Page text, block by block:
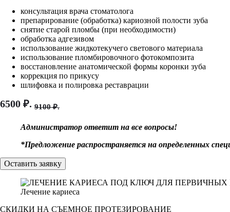
консультация врача стоматолога
препарирование (обработка) кариозной полости зуба
снятие старой пломбы (при необходимости)
обработка адгезивом
использование жидкотекучего светового материала
использование пломбировочного фотокомпозита
восстановление анатомической формы коронки зуба
коррекция по прикусу
шлифовка и полировка реставрации
6500 ₽. 9100 ₽.
Администратор ответит на все вопросы!
*Предложение распространяется на определенных
Оставить заявку
Лечение кариеса
СКИДКИ НА СЪЕМНОЕ ПРОТЕЗИРОВАНИЕ
Частично съемные протезы
Съемные протезы
Протезирование передних зубов